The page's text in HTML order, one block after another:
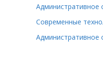
Административное
Административное